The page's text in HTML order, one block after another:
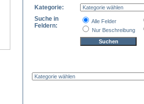
Kategorie:
Suche in
Feldern:
Alle Felder
Nur Beschreibung